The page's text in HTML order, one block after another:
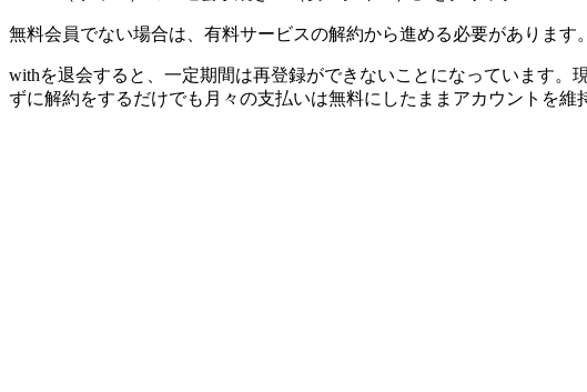
無料会員でない場合は、有料サービスの解約から進める必要がありま
withを退会すると、一定期間は再登録ができないことになっています
ずに解約をするだけでも月々の支払いは無料にしたままアカウントを維